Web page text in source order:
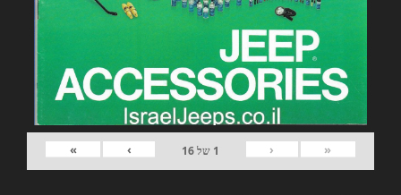
«
‹
1 של16
›
»